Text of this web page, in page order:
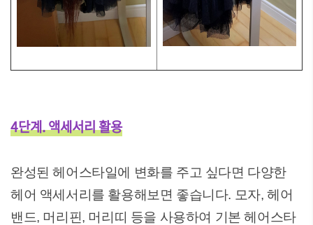
4단계. 액세서리 활용
완성된 헤어스타일에 변화를 주고 싶다면 다양한
헤어 액세서리를 활용해보면 좋습니다. 모자, 헤어
밴드, 머리핀, 머리띠 등을 사용하여 기본 헤어스타